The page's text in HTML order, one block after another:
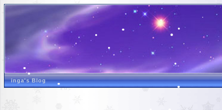
inga's Blog